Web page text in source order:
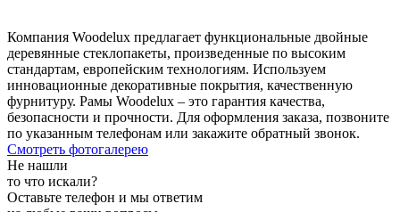
Компания Woodelux предлагает функциональные двойные
деревянные стеклопакеты, произведенные по высоким
стандартам, европейским технологиям. Используем
инновационные декоративные покрытия, качественную
фурнитуру. Рамы Woodelux – это гарантия качества,
безопасности и прочности. Для оформления заказа, позвоните
по указанным телефонам или закажите обратный звонок.
Смотреть фотогалерею
Не нашли
то что искали?
Оставьте телефон и мы ответим